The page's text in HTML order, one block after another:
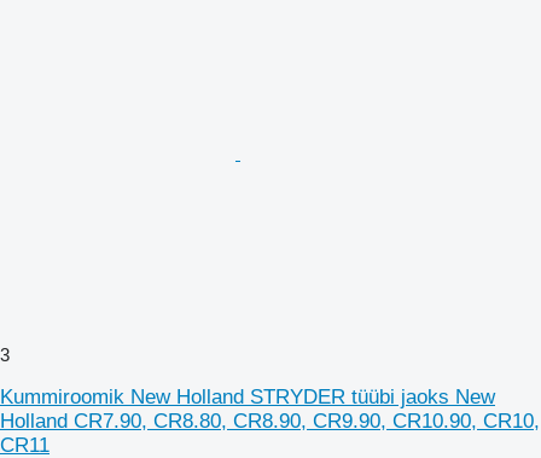
3
Kummiroomik New Holland STRYDER tüübi jaoks New
Holland CR7.90, CR8.80, CR8.90, CR9.90, CR10.90, CR10,
CR11